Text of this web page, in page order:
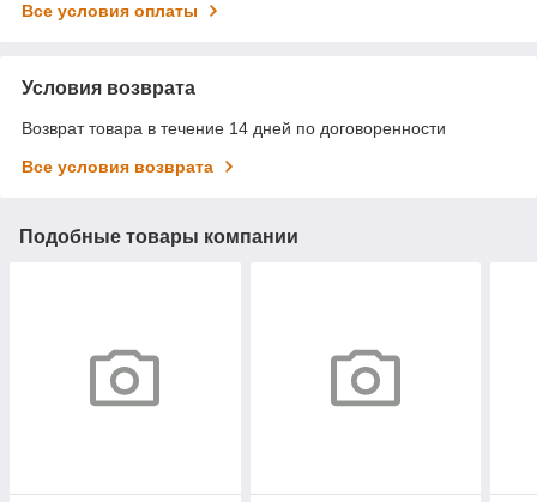
Все условия оплаты
Условия возврата
Возврат товара в течение 14 дней по договоренности
Все условия возврата
Подобные товары компании